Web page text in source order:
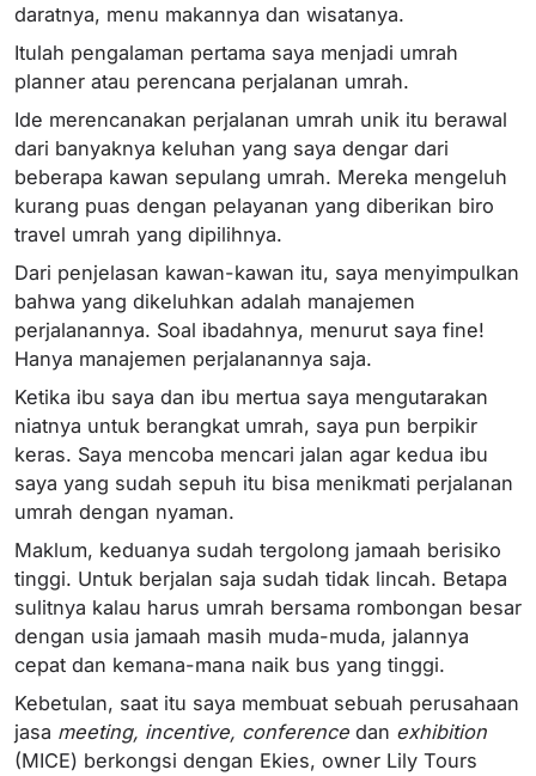
daratnya, menu makannya dan wisatanya.
Itulah pengalaman pertama saya menjadi umrah
planner atau perencana perjalanan umrah.
Ide merencanakan perjalanan umrah unik itu berawal
dari banyaknya keluhan yang saya dengar dari
beberapa kawan sepulang umrah. Mereka mengeluh
kurang puas dengan pelayanan yang diberikan biro
travel umrah yang dipilihnya.
Dari penjelasan kawan-kawan itu, saya menyimpulkan
bahwa yang dikeluhkan adalah manajemen
perjalanannya. Soal ibadahnya, menurut saya fine!
Hanya manajemen perjalanannya saja.
Ketika ibu saya dan ibu mertua saya mengutarakan
niatnya untuk berangkat umrah, saya pun berpikir
keras. Saya mencoba mencari jalan agar kedua ibu
saya yang sudah sepuh itu bisa menikmati perjalanan
umrah dengan nyaman.
Maklum, keduanya sudah tergolong jamaah berisiko
tinggi. Untuk berjalan saja sudah tidak lincah. Betapa
sulitnya kalau harus umrah bersama rombongan besar
dengan usia jamaah masih muda-muda, jalannya
cepat dan kemana-mana naik bus yang tinggi.
Kebetulan, saat itu saya membuat sebuah perusahaan
jasa meeting, incentive, conference dan exhibition
(MICE) berkongsi dengan Ekies, owner Lily Tours